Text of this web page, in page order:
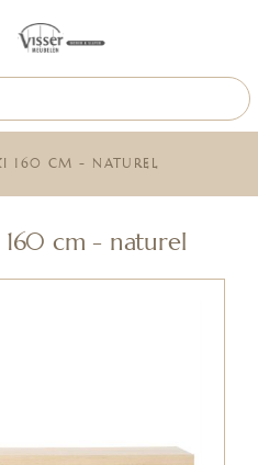
160 CM - NATUREL
160 cm - naturel